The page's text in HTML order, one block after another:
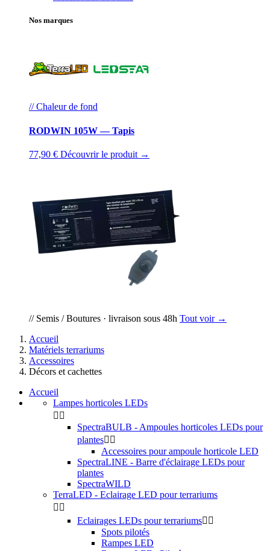
Nos marques
// Chaleur de fond
RODWIN 105W — Tapis
77,90 € Découvrir le produit →
// Semis / Boutures · livraison sous 48h Tout voir →
Accueil
Matériels terrariums
Accessoires
Décors et cachettes
Accueil
Lampes horticoles LEDs
 
SpectraBULB - Ampoules horticoles LEDs pour
plantes 
Accessoires pour ampoule horticole LED
SpectraLINE - Barre d'éclairage LEDs pour
plantes
SpectraWILD
TerraLED - Eclairage LED pour terrariums
 
Eclairages LEDs pour terrariums 
Spots pilotés
Rampes LED